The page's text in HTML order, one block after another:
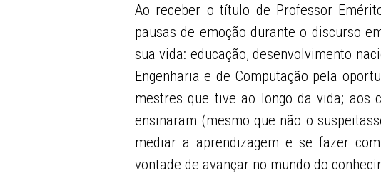
Ao receber o título de Professor
pausas de emoção durante o discurso
sua vida: educação, desenvolvimento
Engenharia e de Computação pela
mestres que tive ao longo da vida; aos
ensinaram (mesmo que não o
mediar a aprendizagem e se fazer
vontade de avançar no mundo do